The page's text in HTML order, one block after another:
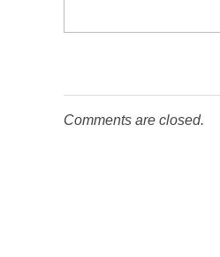
Comments are closed.